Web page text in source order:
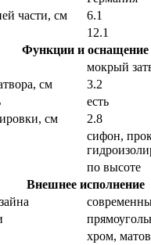
части, см
6.1
12.1
Функции и оснащение
мокрый
см
3.2
есть
см
2.8
сифон,
по высоте
Внешнее исполнение
хром,